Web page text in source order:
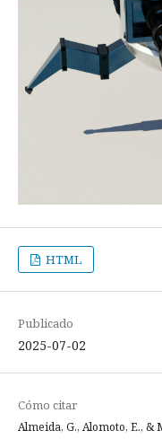
HTML
Publicado
2025-07-02
Cómo citar
Almeida, G., Alomoto, E., &